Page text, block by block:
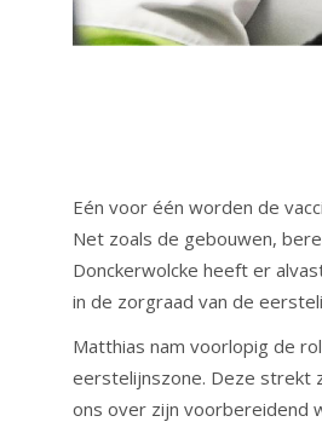
Eén voor één worden de
Net zoals de gebouwen,
Donckerwolcke heeft er
in de zorgraad van de
Matthias nam voorlopig de
eerstelijnszone. Deze strekt
ons over zijn voorbereidend